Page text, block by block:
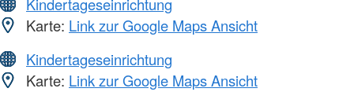
Kindertageseinrichtung
Karte: Link zur Google Maps Ansicht
Kindertageseinrichtung
Karte: Link zur Google Maps Ansicht